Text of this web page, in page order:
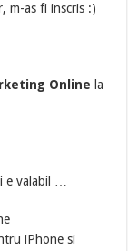
m-as fi inscris :)
Online la
e valabil …
iPhone si